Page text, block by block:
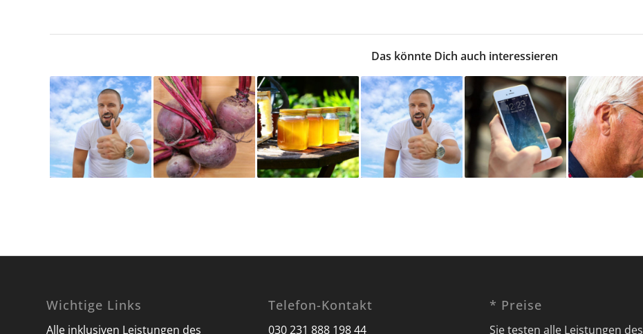
Das könnte Dich auch interessieren
Wichtige Links
Alle inklusiven Leistungen des
Telefon-Kontakt
030 231 888 198 44
* Preise
Sie testen alle Leistungen des